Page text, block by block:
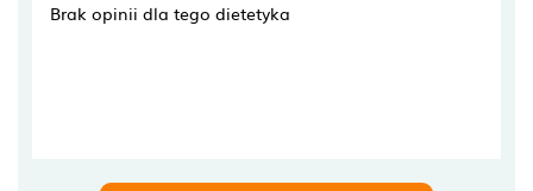
Brak opinii dla tego dietetyka